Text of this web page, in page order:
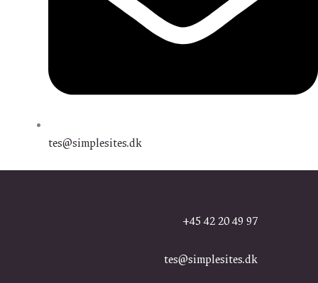
tes@simplesites.dk
+45 42 20 49 97
tes@simplesites.dk